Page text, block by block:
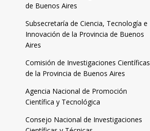
de Buenos Aires
Subsecretaría de Ciencia, Tecnología e
Innovación de la Provincia de Buenos
Aires
Comisión de Investigaciones Científicas
de la Provincia de Buenos Aires
Agencia Nacional de Promoción
Científica y Tecnológica
Consejo Nacional de Investigaciones